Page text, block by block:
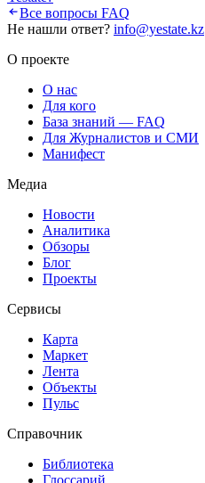
Все вопросы FAQ
Не нашли ответ? info@yestate.kz
О проекте
О нас
Для кого
База знаний — FAQ
Для Журналистов и СМИ
Манифест
Медиа
Новости
Аналитика
Обзоры
Блог
Проекты
Сервисы
Карта
Маркет
Лента
Объекты
Пульс
Справочник
Библиотека
Глоссарий